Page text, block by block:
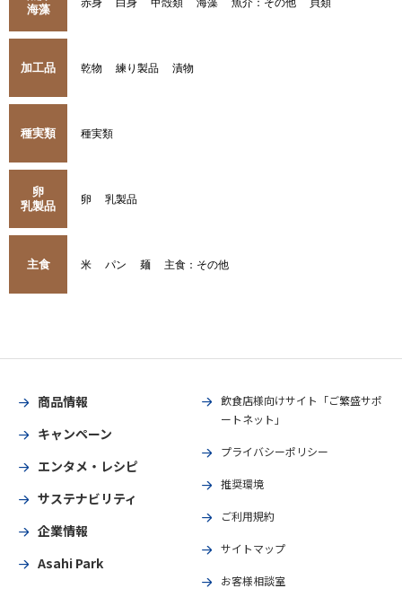
海藻
加工品 乾物 練り製品 漬物
種実類 種実類
卵
乳製品
卵 乳製品
主食 米 パン 麺 主食：その他
商品情報
キャンペーン
エンタメ・レシピ
サステナビリティ
企業情報
Asahi Park
飲食店様向けサイト「ご繁盛サポ
ートネット」
プライバシーポリシー
推奨環境
ご利用規約
サイトマップ
お客様相談室